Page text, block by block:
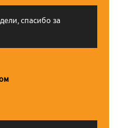
спасибо за